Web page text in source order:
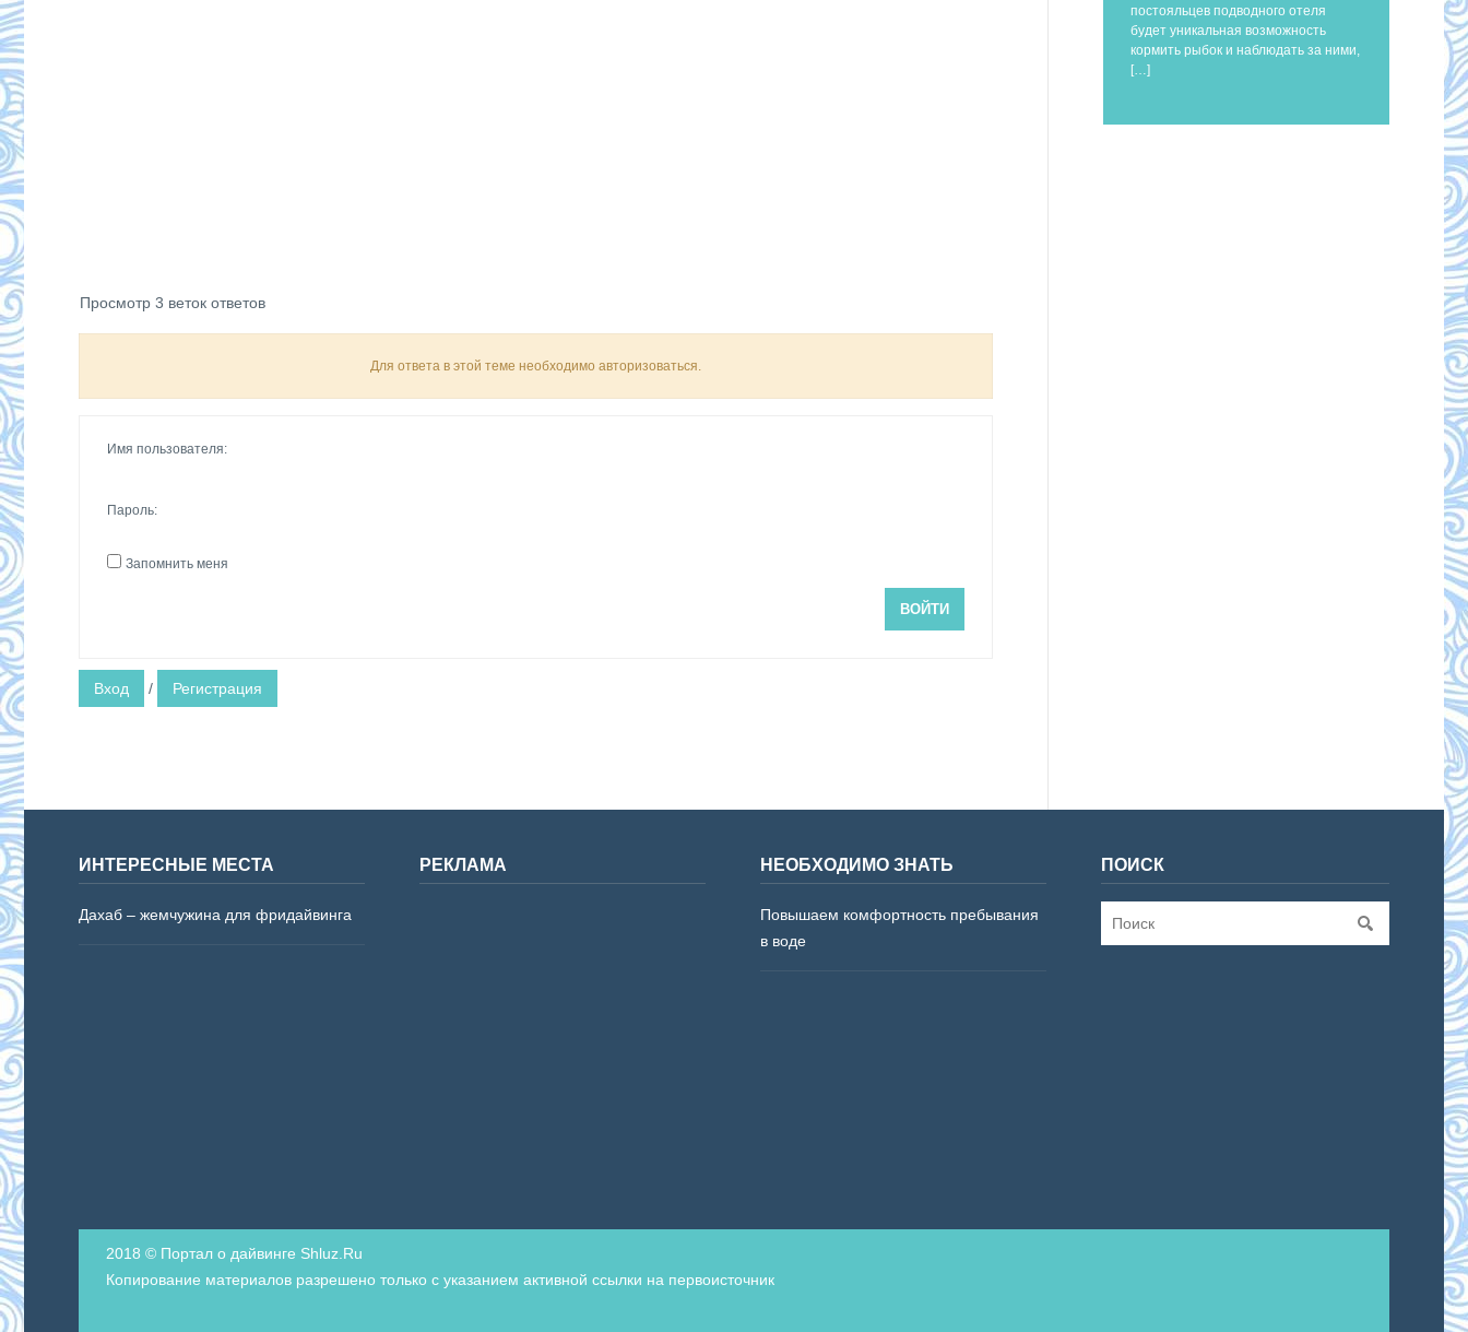
Просмотр 3 веток ответов
Для ответа в этой теме необходимо авторизоваться.
Имя пользователя:
Пароль:
Запомнить меня
ВОЙТИ
Вход / Регистрация
постояльцев подводного отеля
будет уникальная возможность
кормить рыбок и наблюдать за ними,
[…]
ИНТЕРЕСНЫЕ МЕСТА
Дахаб – жемчужина для фридайвинга
РЕКЛАМА НЕОБХОДИМО ЗНАТЬ
Повышаем комфортность пребывания
в воде
ПОИСК
2018 © Портал о дайвинге Shluz.Ru
Копирование материалов разрешено только с указанием активной ссылки на первоисточник